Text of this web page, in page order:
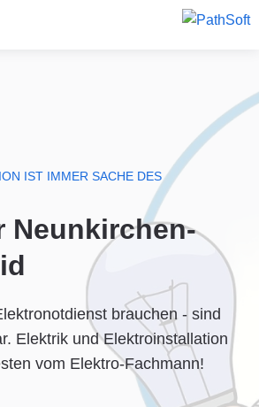
IST IMMER SACHE DES
Neunkirchen-
brauchen - sind
Elektrik und Elektroinstallation
vom Elektro-Fachmann!